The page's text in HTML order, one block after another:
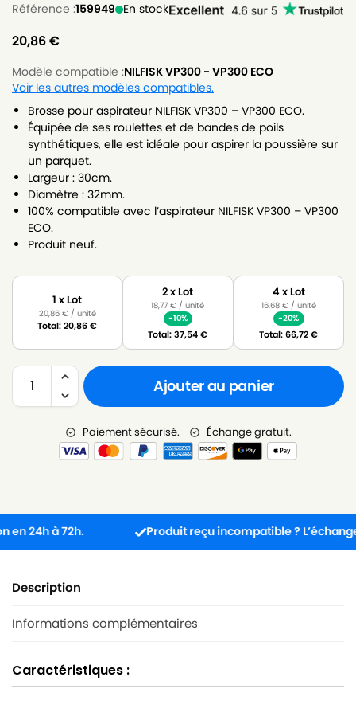
Référence :159949 En stock
20,86€
Modèle compatible :NILFISK VP300 - VP300 ECO
Voir les autres modèles compatibles.
Brosse pour aspirateur NILFISK VP300 – VP300 ECO.
Équipée de ses roulettes et de bandes de poils
synthétiques, elle est idéale pour aspirer la poussière sur
un parquet.
Largeur : 30cm.
Diamètre : 32mm.
100% compatible avec l’aspirateur NILFISK VP300 – VP300
ECO.
Produit neuf.
1 x Lot
20,86 €/ unité
Total:20,86€
2 x Lot
18,77€ / unité
-10%
Total:37,54€
4 x Lot
16,68 €/ unité
-20%
Total:66,72€
Ajouter au panier
Paiement sécurisé. Échange gratuit.
à 72h. Produit reçu incompatible ? L’échange
Description
Informations complémentaires
Caractéristiques :